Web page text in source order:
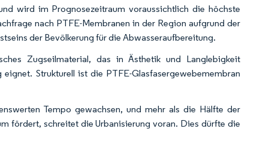
wird im Prognosezeitraum voraussichtlich die höchste
nach PTFE-Membranen in der Region aufgrund der
der Bevölkerung für die Abwasseraufbereitung.
Zugseilmaterial, das in Ästhetik und Langlebigkeit
Strukturell ist die PTFE-Glasfasergewebemembran
Tempo gewachsen, und mehr als die Hälfte der
fördert, schreitet die Urbanisierung voran. Dies dürfte die